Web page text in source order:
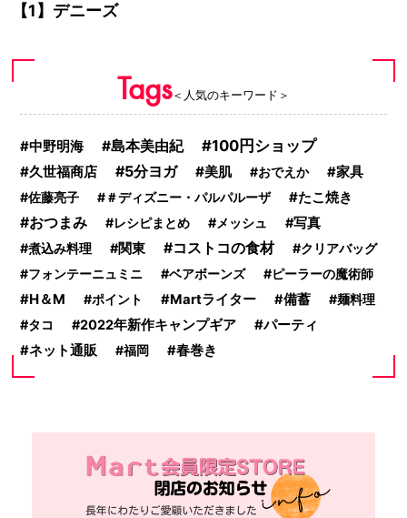
【1】デニーズ
Tags＜人気のキーワード＞
中野明海 島本美由紀 100円ショップ
久世福商店 5分ヨガ 美肌 おでえか 家具
佐藤亮子 ＃ディズニー・パルパルーザ たこ焼き
おつまみ レシピまとめ メッシュ 写真
煮込み料理 関東 コストコの食材
クリアバッグ
フォンテーニュミニ
ベアボーンズ ピーラーの魔術師
H＆M ポイント Martライター 備蓄
麺料理
タコ
2022年新作キャンプギア
パーティ
ネット通販
福岡 春巻き